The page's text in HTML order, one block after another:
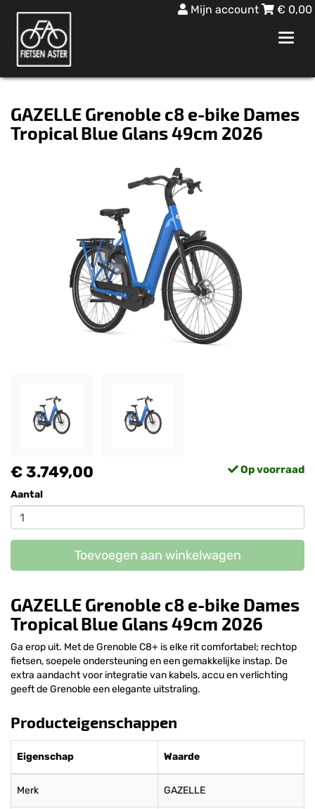
Mijn account € 0,00
GAZELLE Grenoble c8 e-bike Dames
Tropical Blue Glans 49cm 2026
€ 3.749,00 Op voorraad
Aantal
Toevoegen aan winkelwagen
GAZELLE Grenoble c8 e-bike Dames
Tropical Blue Glans 49cm 2026
Ga erop uit. Met de Grenoble C8+ is elke rit comfortabel; rechtop
fietsen, soepele ondersteuning en een gemakkelijke instap. De
extra aandacht voor integratie van kabels, accu en verlichting
geeft de Grenoble een elegante uitstraling.
Producteigenschappen
Eigenschap Waarde
Merk GAZELLE